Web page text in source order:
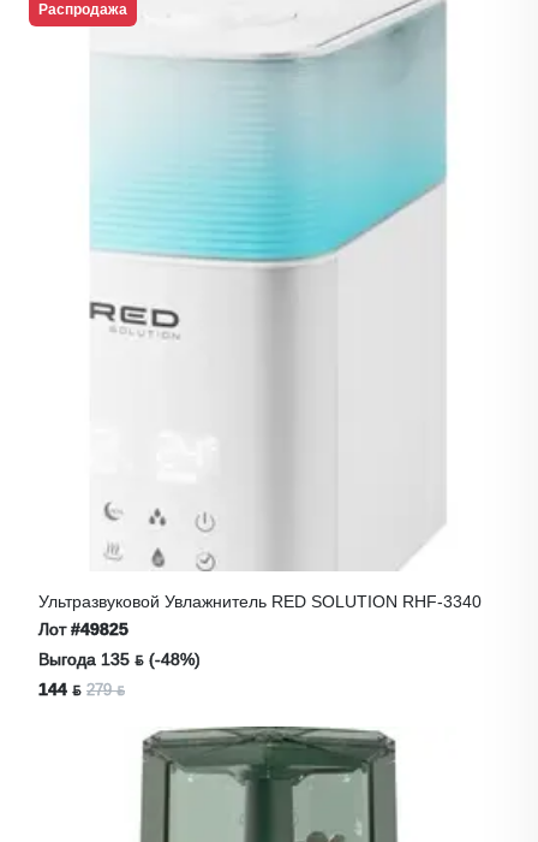
Распродажа
Ультразвуковой Увлажнитель RED SOLUTION RHF-3340
Лот#49825
Выгода 135 ƃ (-48%)
144 ƃ 279 ƃ